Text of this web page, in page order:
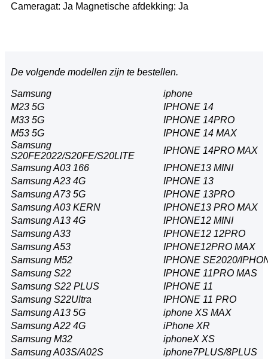
Cameragat: Ja Magnetische afdekking: Ja
De volgende modellen zijn te bestellen.
Samsung
iphone
M23 5G
IPHONE 14
M33 5G
IPHONE 14PRO
M53 5G
IPHONE 14 MAX
Samsung
S20FE2022/S20FE/S20LITE
IPHONE 14PRO MAX
Samsung A03 166
IPHONE13 MINI
Samsung A23 4G
IPHONE 13
Samsung A73 5G
IPHONE 13PRO
Samsung A03 KERN
IPHONE13 PRO MAX
Samsung A13 4G
IPHONE12 MINI
Samsung A33
IPHONE12 12PRO
Samsung A53
IPHONE12PRO MAX
Samsung M52
IPHONE SE2020/
Samsung S22
IPHONE 11PRO MAS
Samsung S22 PLUS
IPHONE 11
Samsung S22Ultra
IPHONE 11 PRO
Samsung A13 5G
iphone XS MAX
Samsung A22 4G
iPhone XR
Samsung M32
iphoneX XS
Samsung A03S/A02S
iphone7PLUS/8PLUS